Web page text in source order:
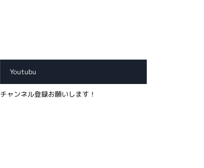
Youtubu
チャンネル登録お願いします！